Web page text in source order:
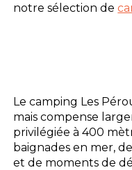
notre sélection de
Le camping Les
mais compense
privilégiée à 400
baignades en mer,
et de moments de